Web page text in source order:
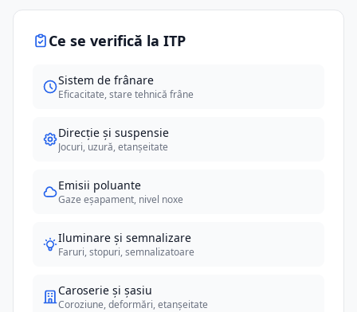
Ce se verifică la ITP
Sistem de frânare
Eficacitate, stare tehnică frâne
Direcție și suspensie
Jocuri, uzură, etanșeitate
Emisii poluante
Gaze eșapament, nivel noxe
Iluminare și semnalizare
Faruri, stopuri, semnalizatoare
Caroserie și șasiu
Coroziune, deformări, etanșeitate